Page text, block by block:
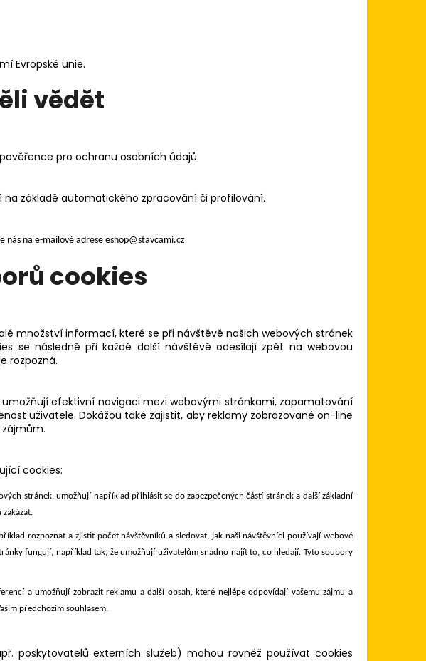
Evropské unie.
vědět
pro ochranu osobních údajů.
na základě automatického zpracování či profilování.
nás na e-mailové adrese eshop@stavcami.cz
cookies
množství informací, které se při návštěvě našich webových stránek
se následně při každé další návštěvě odesílají zpět na webovou
rozpozná.
efektivní navigaci mezi webovými stránkami, zapamatování
uživatele. Dokážou také zajistit, aby reklamy zobrazované on-line
cookies:
stránek, umožňují například přihlásit se do zabezpečených částí stránek a další základní
zakázat.
rozpoznat a zjistit počet návštěvníků a sledovat, jak naši návštěvníci používají webové
fungují, například tak, že umožňují uživatelům snadno najít to, co hledají. Tyto soubory
a umožňují zobrazit reklamu a další obsah, které nejlépe odpovídají vašemu zájmu a
předchozím souhlasem.
poskytovatelů externích služeb) mohou rovněž používat cookies